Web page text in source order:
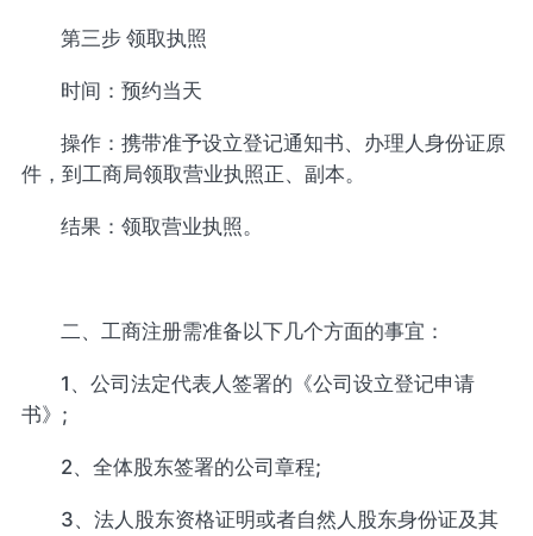
第三步 领取执照
时间：预约当天
操作：携带准予设立登记通知书、办理人身份证原
件，到工商局领取营业执照正、副本。
结果：领取营业执照。
二、工商注册需准备以下几个方面的事宜：
1、公司法定代表人签署的《公司设立登记申请
书》;
2、全体股东签署的公司章程;
3、法人股东资格证明或者自然人股东身份证及其